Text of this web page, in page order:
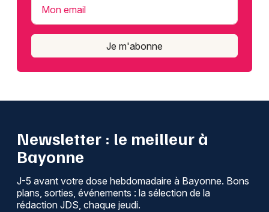
Mon email
Je m'abonne
Newsletter : le meilleur à
Bayonne
J-5 avant votre dose hebdomadaire à Bayonne. Bons
plans, sorties, événements : la sélection de la
rédaction JDS, chaque jeudi.